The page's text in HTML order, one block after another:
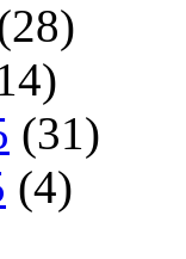
(31)
(4)